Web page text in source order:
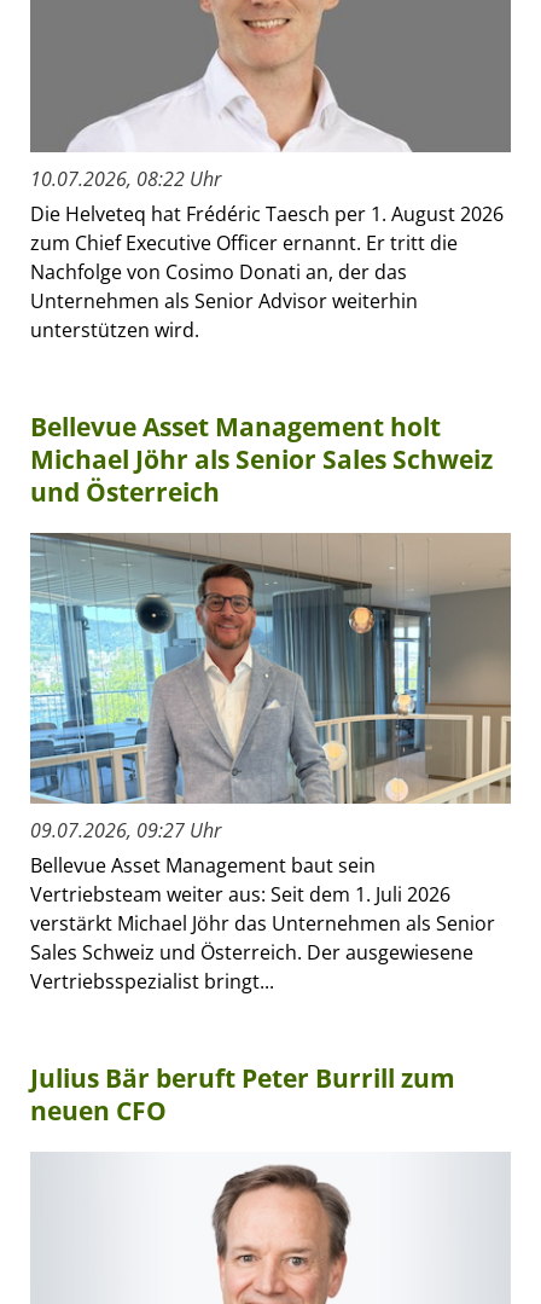
10.07.2026, 08:22 Uhr
Die Helveteq hat Frédéric Taesch per 1. August 2026
zum Chief Executive Officer ernannt. Er tritt die
Nachfolge von Cosimo Donati an, der das
Unternehmen als Senior Advisor weiterhin
unterstützen wird.
Bellevue Asset Management holt
Michael Jöhr als Senior Sales Schweiz
und Österreich
09.07.2026, 09:27 Uhr
Bellevue Asset Management baut sein
Vertriebsteam weiter aus: Seit dem 1. Juli 2026
verstärkt Michael Jöhr das Unternehmen als Senior
Sales Schweiz und Österreich. Der ausgewiesene
Vertriebsspezialist bringt...
Julius Bär beruft Peter Burrill zum
neuen CFO